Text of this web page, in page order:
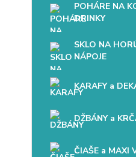
POHÁRE NA
DRINKY
SKLO NA
NÁPOJE
KARAFY a
DŽBÁNY a
ČIAŠE a MAXI